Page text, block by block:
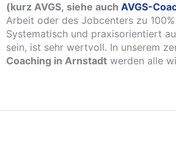
(kurz AVGS, siehe auch AVGS-
Arbeit oder des Jobcenters zu
Systematisch und praxisorientiert
sein, ist sehr wertvoll. In unserem
Coaching in Arnstadt werden alle